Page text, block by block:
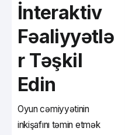
İnteraktiv
Fəaliyyətlə
r Təşkil
Edin
Oyun cəmiyyətinin
inkişafını təmin etmək